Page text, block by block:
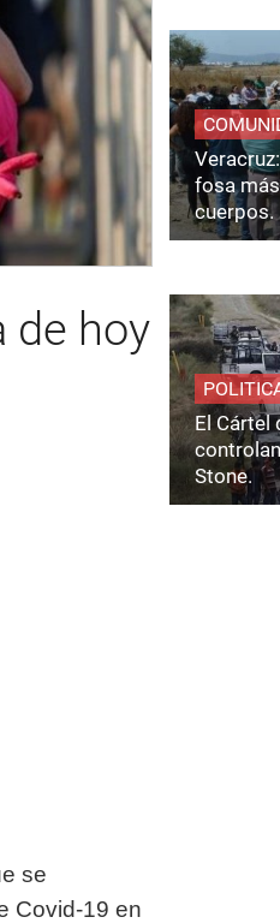
de hoy
se
Covid-19 en
fosa
cuerpos.
El Cártel
Stone.